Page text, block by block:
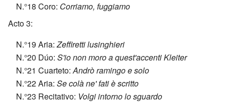
N.°18 Coro: Corriamo, fuggiamo
Acto 3:
N.°19 Aria:Zeffiretti lusinghieri
N.°20 Dúo: S'io non moro a quest'accenti Kleiter
N.°21 Cuarteto:Andrò ramingo e solo
N.°22 Aria: Se colà ne' fati è scritto
N.°23 Recitativo: Volgi intorno lo sguardo